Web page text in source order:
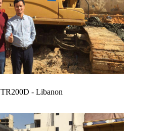
TR200D - Libanon